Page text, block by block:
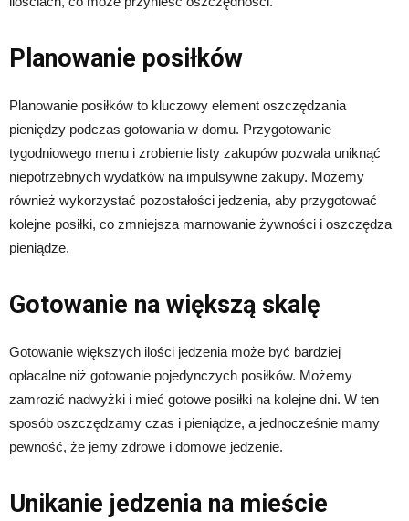
Planowanie posiłków
Planowanie posiłków to kluczowy element oszczędzania
pieniędzy podczas gotowania w domu. Przygotowanie
tygodniowego menu i zrobienie listy zakupów pozwala uniknąć
niepotrzebnych wydatków na impulsywne zakupy. Możemy
również wykorzystać pozostałości jedzenia, aby przygotować
kolejne posiłki, co zmniejsza marnowanie żywności i oszczędza
pieniądze.
Gotowanie na większą skalę
Gotowanie większych ilości jedzenia może być bardziej
opłacalne niż gotowanie pojedynczych posiłków. Możemy
zamrozić nadwyżki i mieć gotowe posiłki na kolejne dni. W ten
sposób oszczędzamy czas i pieniądze, a jednocześnie mamy
pewność, że jemy zdrowe i domowe jedzenie.
Unikanie jedzenia na mieście